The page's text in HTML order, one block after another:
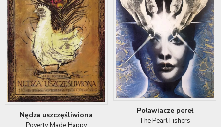
Nędza uszczęśliwiona
Poverty Made Happy
Poławiacze pereł
The Pearl Fishers